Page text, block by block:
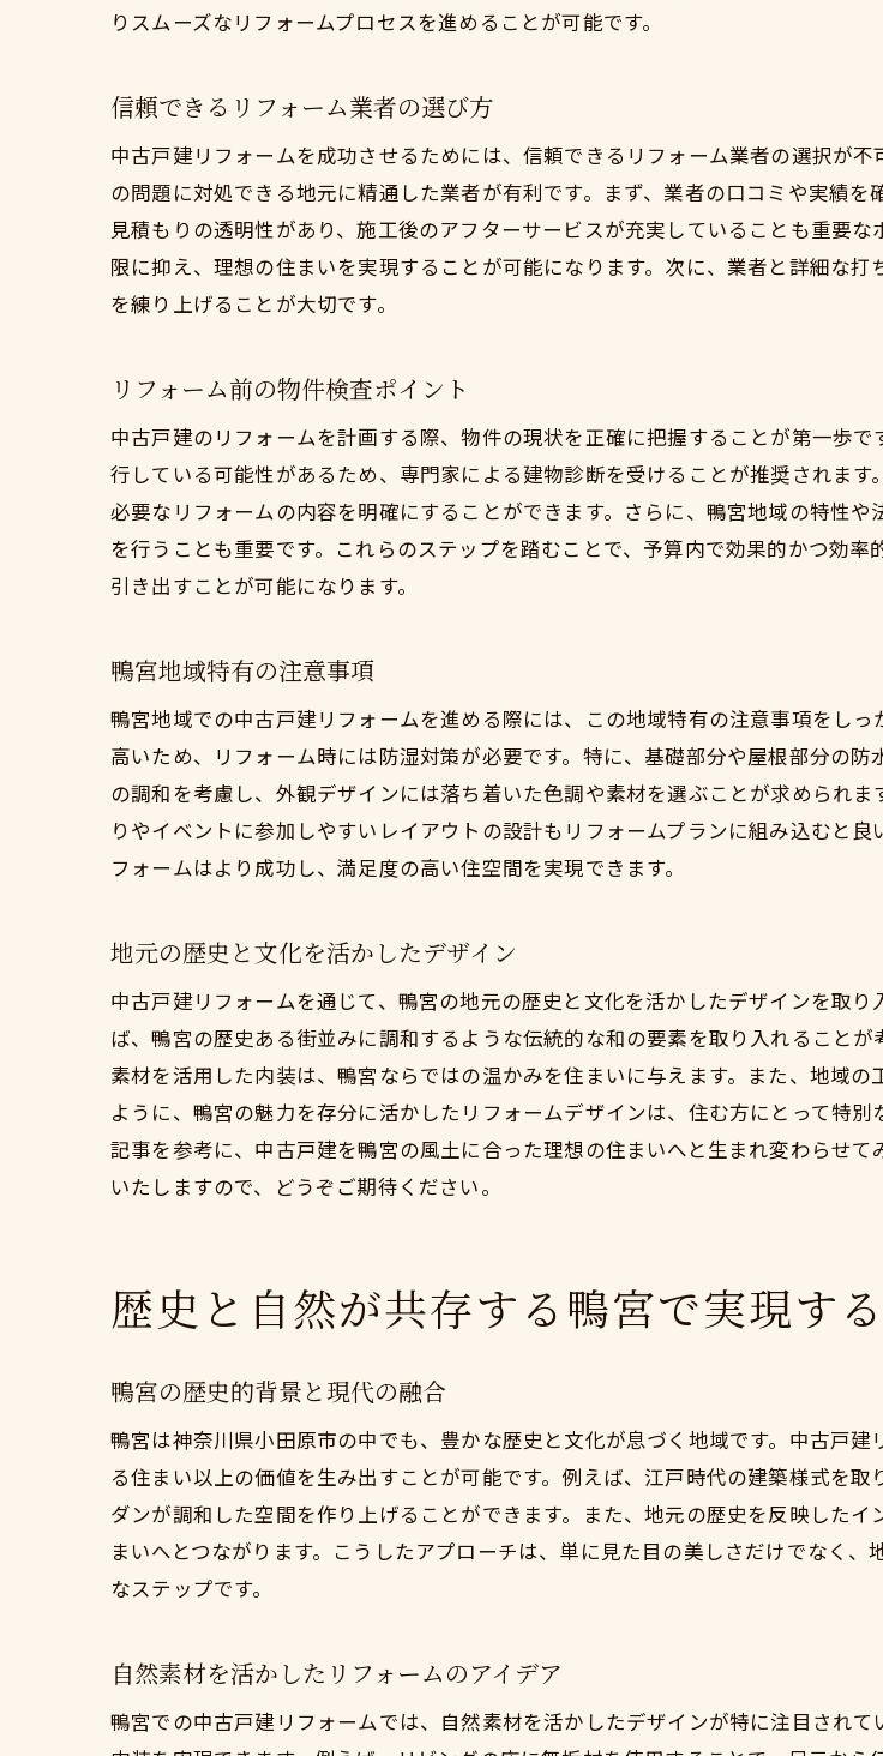
将来を見据えたユニバーサル
景観に調和した外観デザイン
地元の自然に調和するガーデ
鴨宮の風土に適した断熱・耐
コミュニティとのつながりを
リフォームに適した住宅の特
法的制約と許認可の確認
リフォーム前に知っておくべ
長期的な住まいのビジョンの
家族全員が満足するデザイン
地元のプロフェッショナルと
ワークスペースや趣味の空間
リフォーム実施までのステッ
施工中のストレス軽減テクニ
品質管理と施工後のメンテナ
住まいの価値を維持する方法
トラブルを未然に防ぐための
リフォームによるライフスタ
地域社会への貢献とエンゲー
再生可能エネルギーの活用と
未来志向のライフスタイル構
りスムーズなリフォームプロセスを進めることが可能です。
信頼できるリフォーム業者の選び方
中古戸建リフォームを成功させるためには、信頼できるリフォーム業者の選択が
の問題に対処できる地元に精通した業者が有利です。まず、業者の口コミや実績
見積もりの透明性があり、施工後のアフターサービスが充実していることも重要
限に抑え、理想の住まいを実現することが可能になります。次に、業者と詳細な
を練り上げることが大切です。
リフォーム前の物件検査ポイント
中古戸建のリフォームを計画する際、物件の現状を正確に把握することが第一歩
行している可能性があるため、専門家による建物診断を受けることが推奨されま
必要なリフォームの内容を明確にすることができます。さらに、鴨宮地域の特性
を行うことも重要です。これらのステップを踏むことで、予算内で効果的かつ効
引き出すことが可能になります。
鴨宮地域特有の注意事項
鴨宮地域での中古戸建リフォームを進める際には、この地域特有の注意事項をし
高いため、リフォーム時には防湿対策が必要です。特に、基礎部分や屋根部分の
の調和を考慮し、外観デザインには落ち着いた色調や素材を選ぶことが求められ
りやイベントに参加しやすいレイアウトの設計もリフォームプランに組み込むと
フォームはより成功し、満足度の高い住空間を実現できます。
地元の歴史と文化を活かしたデザイン
中古戸建リフォームを通じて、鴨宮の地元の歴史と文化を活かしたデザインを取
ば、鴨宮の歴史ある街並みに調和するような伝統的な和の要素を取り入れること
素材を活用した内装は、鴨宮ならではの温かみを住まいに与えます。また、地域
ように、鴨宮の魅力を存分に活かしたリフォームデザインは、住む方にとって特
記事を参考に、中古戸建を鴨宮の風土に合った理想の住まいへと生まれ変わらせ
いたしますので、どうぞご期待ください。
歴史と自然が共存する鴨宮で実現す
鴨宮の歴史的背景と現代の融合
鴨宮は神奈川県小田原市の中でも、豊かな歴史と文化が息づく地域です。中古戸
る住まい以上の価値を生み出すことが可能です。例えば、江戸時代の建築様式を
ダンが調和した空間を作り上げることができます。また、地元の歴史を反映した
まいへとつながります。こうしたアプローチは、単に見た目の美しさだけでなく
なステップです。
自然素材を活かしたリフォームのアイデア
鴨宮での中古戸建リフォームでは、自然素材を活かしたデザインが特に注目され